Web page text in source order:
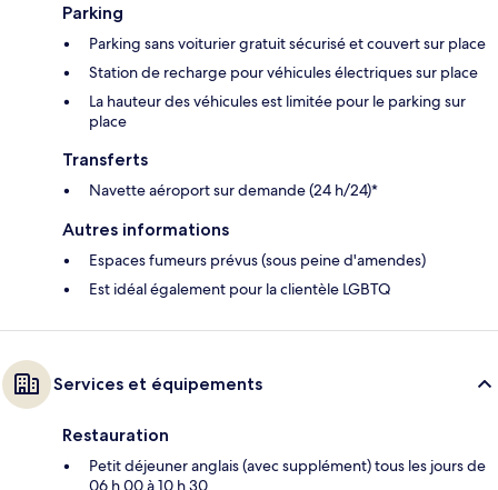
Parking
Parking sans voiturier gratuit sécurisé et couvert sur place
Station de recharge pour véhicules électriques sur place
La hauteur des véhicules est limitée pour le parking sur
place
Transferts
Navette aéroport sur demande (24 h/24)*
Autres informations
Espaces fumeurs prévus (sous peine d'amendes)
Est idéal également pour la clientèle LGBTQ
Services et équipements
Restauration
Petit déjeuner anglais (avec supplément) tous les jours de
06 h 00 à 10 h 30